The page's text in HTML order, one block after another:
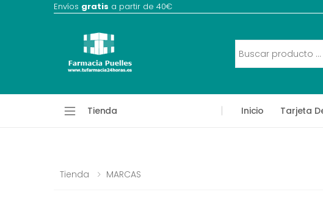
Envíos gratis a partir de 40€
Tienda Inicio Tarjeta
Tienda MARCAS